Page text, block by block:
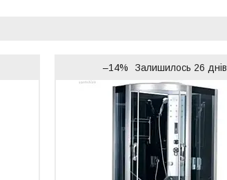
–14% Залишилось 26 днів